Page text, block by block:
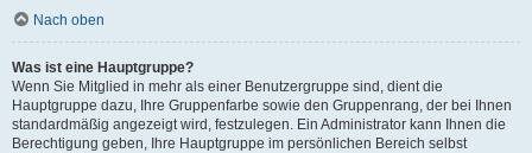
Nach oben
Was ist eine Hauptgruppe?
Wenn Sie Mitglied in mehr als einer Benutzergruppe sind, dient die
Hauptgruppe dazu, Ihre Gruppenfarbe sowie den Gruppenrang, der bei Ihnen
standardmäßig angezeigt wird, festzulegen. Ein Administrator kann Ihnen die
Berechtigung geben, Ihre Hauptgruppe im persönlichen Bereich selbst